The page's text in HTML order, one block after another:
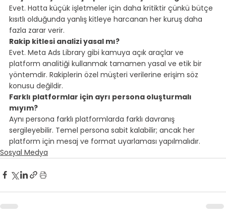
Evet. Hatta küçük işletmeler için daha kritiktir çünkü bütçe
kısıtlı olduğunda yanlış kitleye harcanan her kuruş daha
fazla zarar verir.
Rakip kitlesi analizi yasal mı?
Evet. Meta Ads Library gibi kamuya açık araçlar ve
platform analitiği kullanmak tamamen yasal ve etik bir
yöntemdir. Rakiplerin özel müşteri verilerine erişim söz
konusu değildir.
Farklı platformlar için ayrı persona oluşturmalı
mıyım?
Aynı persona farklı platformlarda farklı davranış
sergileyebilir. Temel persona sabit kalabilir; ancak her
platform için mesaj ve format uyarlaması yapılmalıdır.
Sosyal Medya